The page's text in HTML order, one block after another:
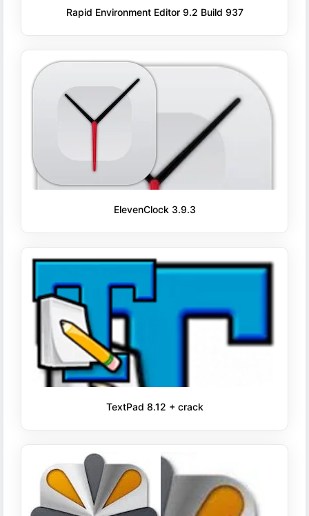
Rapid Environment Editor 9.2 Build 937
ElevenClock 3.9.3
TextPad 8.12 + crack